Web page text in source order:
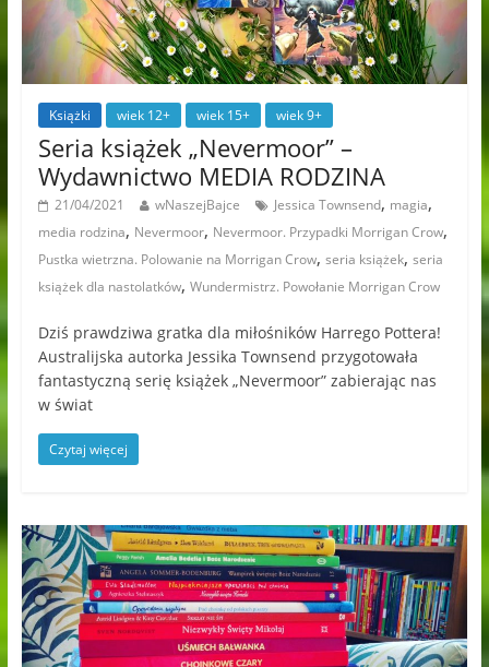
Książki wiek 12+ wiek 15+ wiek 9+
Seria książek „Nevermoor” –
Wydawnictwo MEDIA RODZINA
21/04/2021 wNaszejBajce Jessica Townsend, magia,
media rodzina, Nevermoor, Nevermoor. Przypadki Morrigan Crow,
Pustka wietrzna. Polowanie na Morrigan Crow, seria książek, seria
książek dla nastolatków, Wundermistrz. Powołanie Morrigan Crow
Dziś prawdziwa gratka dla miłośników Harrego Pottera!
Australijska autorka Jessika Townsend przygotowała
fantastyczną serię książek „Nevermoor” zabierając nas
w świat
Czytaj więcej